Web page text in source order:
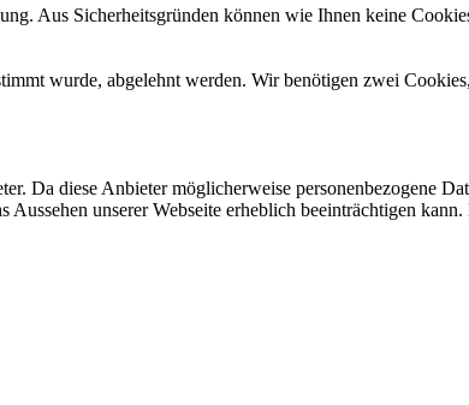
Aus Sicherheitsgründen können wie Ihnen keine
wurde, abgelehnt werden. Wir benötigen zwei
Da diese Anbieter möglicherweise personenbezogene
unserer Webseite erheblich beeinträchtigen